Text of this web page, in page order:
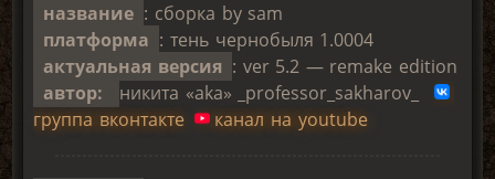
название : сборка by sam
платформа : тень чернобыля 1.0004
актуальная версия : ver 5.2 — remake edition
автор:
никита «aka» _professor_sakharov_
группа вконтакте
канал на youtube